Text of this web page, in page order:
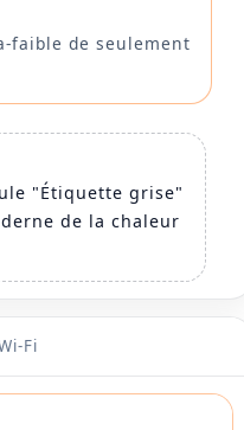
faible de seulement
"Étiquette grise"
de la chaleur
Fi